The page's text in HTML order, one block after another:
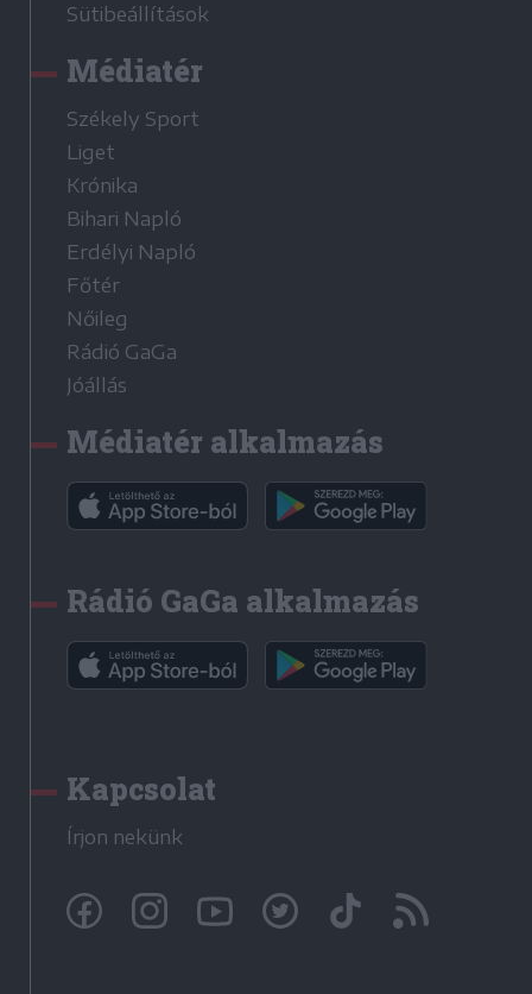
Sütibeállítások
Médiatér
Székely Sport
Liget
Krónika
Bihari Napló
Erdélyi Napló
Főtér
Nőileg
Rádió GaGa
Jóállás
Médiatér alkalmazás
Rádió GaGa alkalmazás
Kapcsolat
Írjon nekünk